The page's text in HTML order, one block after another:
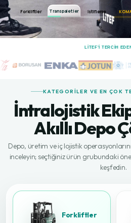
Forkliftler Transpaletler İstifleme
LİTEF'I TERCIH
KATEGORILER VE EN ÇOK
İntralojistik
Akıllı Depo
Depo, üretim ve iç lojistik
inceleyin; seçtiğiniz ürün grubundaki
keşfedin.
Forkliftler